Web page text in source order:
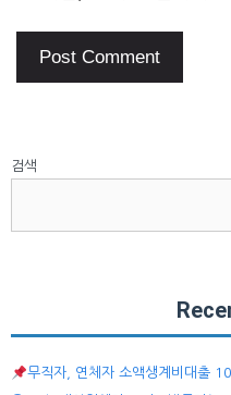
검색
무직자, 연체자 소액생계비대출